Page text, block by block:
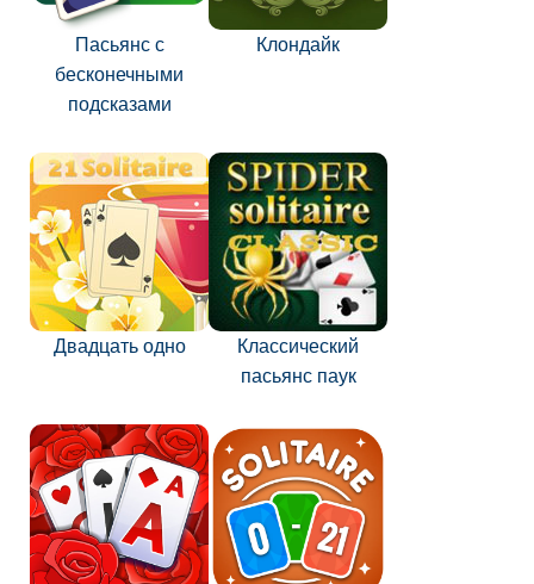
Пасьянс с
бесконечными
подсказами
Клондайк
Двадцать одно
Классический
пасьянс паук